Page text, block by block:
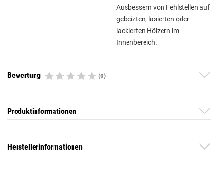
Ausbessern von Fehlstellen auf
gebeizten, lasierten oder
lackierten Hölzern im
Innenbereich.
Bewertung (0)
Produktinformationen
Herstellerinformationen